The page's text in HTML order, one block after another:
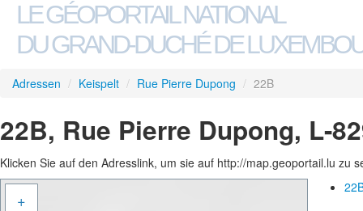
LE GÉOPORTAIL NATIONAL
DU GRAND-DUCHÉ DE
Adressen / Keispelt / Rue Pierre Dupong / 22B
22B, Rue Pierre Dupong, L-
Klicken Sie auf den Adresslink, um sie auf http://map.geoportail.lu zu
+